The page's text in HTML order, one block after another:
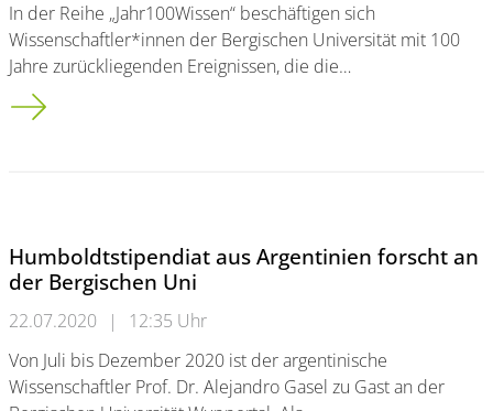
In der Reihe „Jahr100Wissen“ beschäftigen sich
Wissenschaftler*innen der Bergischen Universität mit 100
Jahre zurückliegenden Ereignissen, die die…
„Jahr100Wissen“: „Dr. Dolittle ist für mich der Inbegriff eines
Humboldtstipendiat aus Argentinien forscht an
der Bergischen Uni
22.07.2020 |
12:35 Uhr
Von Juli bis Dezember 2020 ist der argentinische
Wissenschaftler Prof. Dr. Alejandro Gasel zu Gast an der